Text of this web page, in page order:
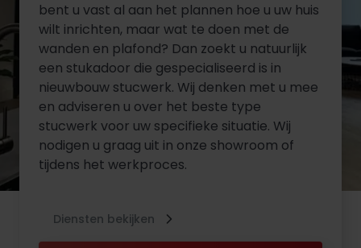
bent u vast al aan het plannen hoe u uw huis
wilt inrichten, maar wat te doen met de
wanden en plafond? Dan zoekt u natuurlijk
een stukadoor die gespecialiseerd is in
nieuwbouw stucwerk. Wij denken met u mee
en adviseren u over het beste type
stucwerk voor uw specifieke situatie. Wij
nodigen u graag uit in onze showroom of
tijdens het werkproces.
Diensten bekijken